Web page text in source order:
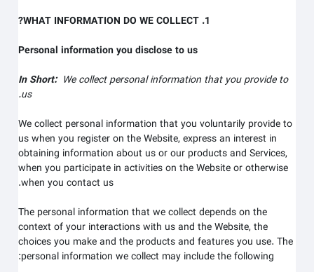
Personal information you disclose to us
In Short:We collect personal information that you provide to
us.
We collect personal information that you voluntarily provide to
us when you register on theWebsite,express an interest in
obtaining information about us or our products and Services,
when you participate in activities on theWebsiteor otherwise
when you contact us.
The personal information that we collect depends on the
context of your interactions with us and theWebsite, the
choices you make and the products and features you use. The
personal information we collect may include the following: